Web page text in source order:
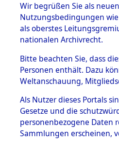
BESTÄNDE
1.
Inhaftierungsdoku
mente
1.2.9 Beim ITS
Effekten
1.2.9.1
Effekten aus
dem KZ
Dachau
Wir begrüßen Sie als
Nutzungsbedingungen
als oberstes
nationalen Archivrecht.
Bitte beachten Sie, dass
Personen enthält. Dazu
Weltanschauung,
Als Nutzer dieses Portals
Gesetze und die
personenbezogene Daten
Sammlungen erscheinen,